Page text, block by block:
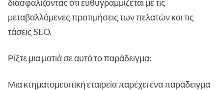
διασφαλίζοντας ότι ευθυγραμμίζεται με τις
μεταβαλλόμενες προτιμήσεις των πελατών και τις
τάσεις SEO.
Ρίξτε μια ματιά σε αυτό το παράδειγμα:
Μια κτηματομεσιτική εταιρεία παρέχει ένα παράδειγμα